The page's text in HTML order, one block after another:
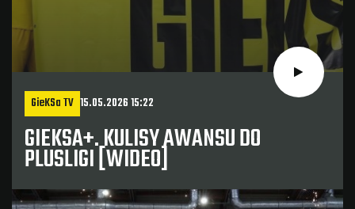
GieKSa TV 15.05.2026 15:22
GIEKSA+. KULISY AWANSU DO
PLUSLIGI [WIDEO]